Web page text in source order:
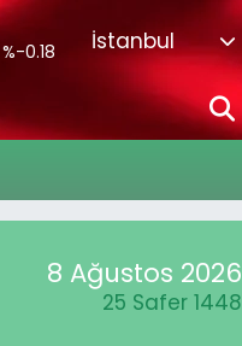
%-0.18
İstanbul
8 Ağustos 2026
25 Safer 1448